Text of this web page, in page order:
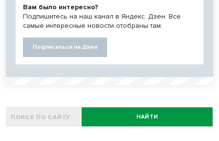
Вам было интересно?
Подпишитесь на наш канал в Яндекс. Дзен. Все
самые интересные новости отобраны там.
Подписаться на Дзен
НАЙТИ